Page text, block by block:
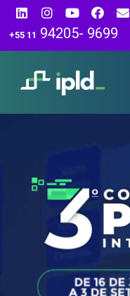
+55 11 94205- 9699